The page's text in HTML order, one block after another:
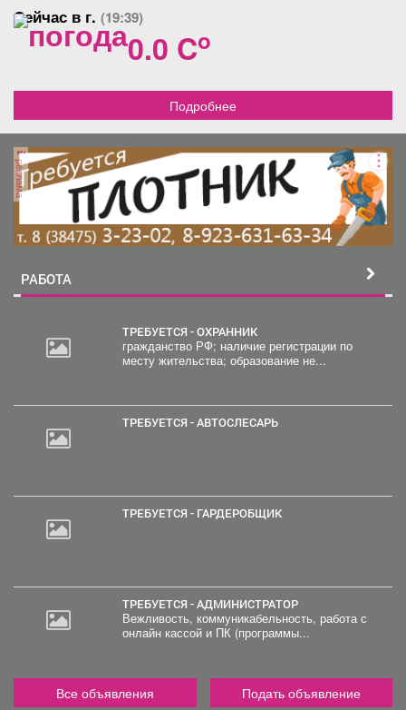
Сейчас в г. (19:39)
0.0 Co
Подробнее
реклама
РАБОТА
ТРЕБУЕТСЯ - ОХРАННИК
гражданство РФ; наличие регистрации по
месту жительства; образование не...
ТРЕБУЕТСЯ - АВТОСЛЕСАРЬ
ТРЕБУЕТСЯ - ГАРДЕРОБЩИК
ТРЕБУЕТСЯ - АДМИНИСТРАТОР
Вежливость, коммуникабельность, работа с
онлайн кассой и ПК (программы...
Все объявления Подать объявление